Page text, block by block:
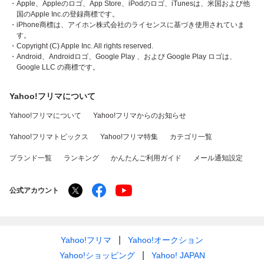
・Apple、Appleのロゴ、App Store、iPodのロゴ、iTunesは、米国および他
国のApple Inc.の登録商標です。
・iPhone商標は、アイホン株式会社のライセンスに基づき使用されていま
す。
・Copyright (C) Apple Inc. All rights reserved.
・Android、Androidロゴ、Google Play 、および Google Play ロゴは、
Google LLC の商標です。
Yahoo!フリマについて
Yahoo!フリマについて Yahoo!フリマからのお知らせ
Yahoo!フリマトピックス Yahoo!フリマ特集 カテゴリ一覧
ブランド一覧 ランキング かんたんご利用ガイド メール通知設定
公式アカウント
Yahoo!フリマ
Yahoo!オークション
Yahoo!ショッピング
Yahoo! JAPAN